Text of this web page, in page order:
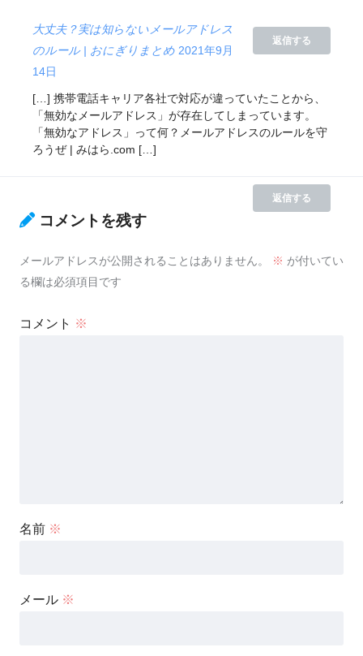
返信する
大丈夫？実は知らないメールアドレス
のルール | おにぎりまとめ 2021年9月
14日
[…] 携帯電話キャリア各社で対応が違っていたことから、
「無効なメールアドレス」が存在してしまっています。
「無効なアドレス」って何？メールアドレスのルールを守
ろうぜ | みはら.com […]
返信する
コメントを残す
メールアドレスが公開されることはありません。 ※ が付いてい
る欄は必須項目です
コメント ※
名前 ※
メール ※